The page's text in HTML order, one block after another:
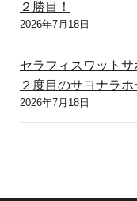
２勝目！
2026年7月18日
セラフィスワット
２度目のサヨナラホ
2026年7月18日